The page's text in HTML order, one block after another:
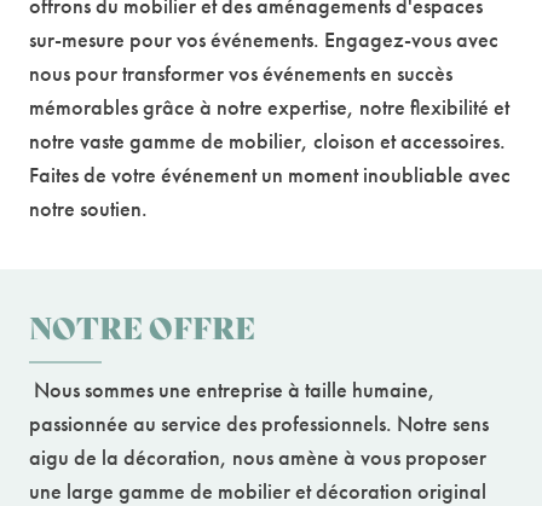
sur-mesure pour vos événements. Engagez-vous avec
nous pour transformer vos événements en succès
mémorables grâce à notre expertise, notre flexibilité et
notre vaste gamme de mobilier, cloison et accessoires.
Faites de votre événement un moment inoubliable avec
notre soutien.
NOTRE OFFRE
Nous sommes une entreprise à taille humaine,
passionnée au service des professionnels. Notre sens
aigu de la décoration, nous amène à vous proposer
une large gamme de mobilier et décoration original